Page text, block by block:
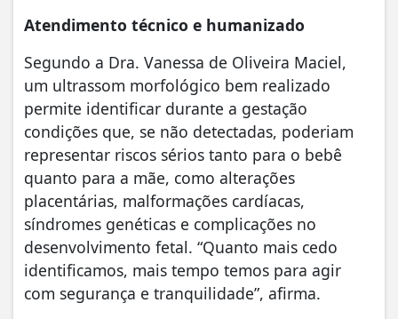
Atendimento técnico e humanizado
Segundo a Dra. Vanessa de Oliveira Maciel,
um ultrassom morfológico bem realizado
permite identificar durante a gestação
condições que, se não detectadas, poderiam
representar riscos sérios tanto para o bebê
quanto para a mãe, como alterações
placentárias, malformações cardíacas,
síndromes genéticas e complicações no
desenvolvimento fetal. “Quanto mais cedo
identificamos, mais tempo temos para agir
com segurança e tranquilidade”, afirma.